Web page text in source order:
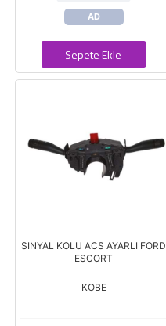
AD
Sepete Ekle
SINYAL KOLU ACS AYARLI FORD
ESCORT
KOBE